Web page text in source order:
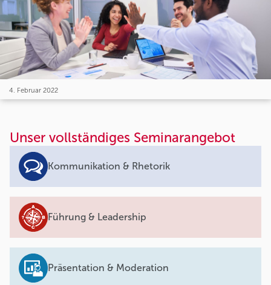
4. Februar 2022
Unser vollständiges Seminarangebot
Kommunikation & Rhetorik
Führung & Leadership
Präsentation & Moderation